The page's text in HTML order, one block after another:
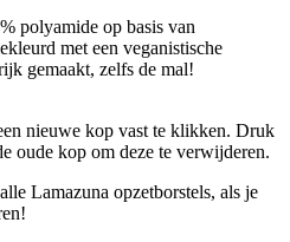
polyamide op basis van
met een veganistische
gemaakt, zelfs de mal!
nieuwe kop vast te klikken. Druk
oude kop om deze te verwijderen.
Lamazuna opzetborstels, als je